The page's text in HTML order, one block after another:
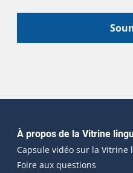
Navigation
À propos de la Vitrine
Capsule vidéo sur la
Foire aux questions